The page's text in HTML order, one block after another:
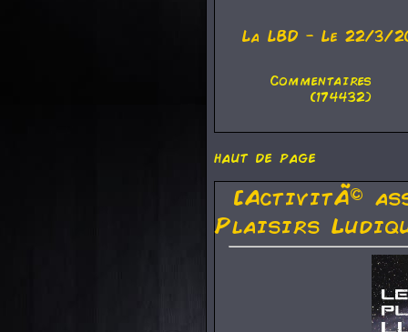
La LBD - Le 22/3/
Commentaires
(174432)
haut de page
[ActivitÃ©
Plaisirs